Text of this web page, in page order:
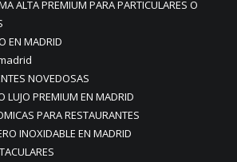
ALTA PREMIUM PARA PARTICULARES O
EN MADRID
NOVEDOSAS
LUJO PREMIUM EN MADRID
PARA RESTAURANTES
INOXIDABLE EN MADRID